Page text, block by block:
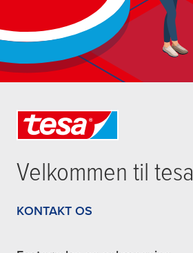
Velkommen til tesa
KONTAKT OS